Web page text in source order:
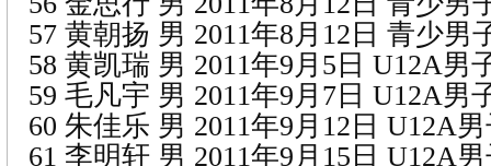
57 黄朝扬 男 2011年8月12日 青少男
58 黄凯瑞 男 2011年9月5日 U12A男
59 毛凡宇 男 2011年9月7日 U12A男
60 朱佳乐 男 2011年9月12日 U12A
61 李明轩 男 2011年9月15日 U12A